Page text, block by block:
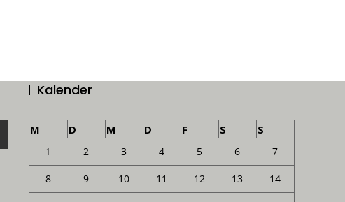
Kalender
M D M D F S S
1 2 3 4 5 6 7
8 9 10 11 12 13 14